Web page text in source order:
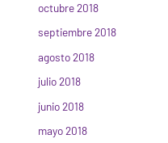
octubre 2018
septiembre 2018
agosto 2018
julio 2018
junio 2018
mayo 2018